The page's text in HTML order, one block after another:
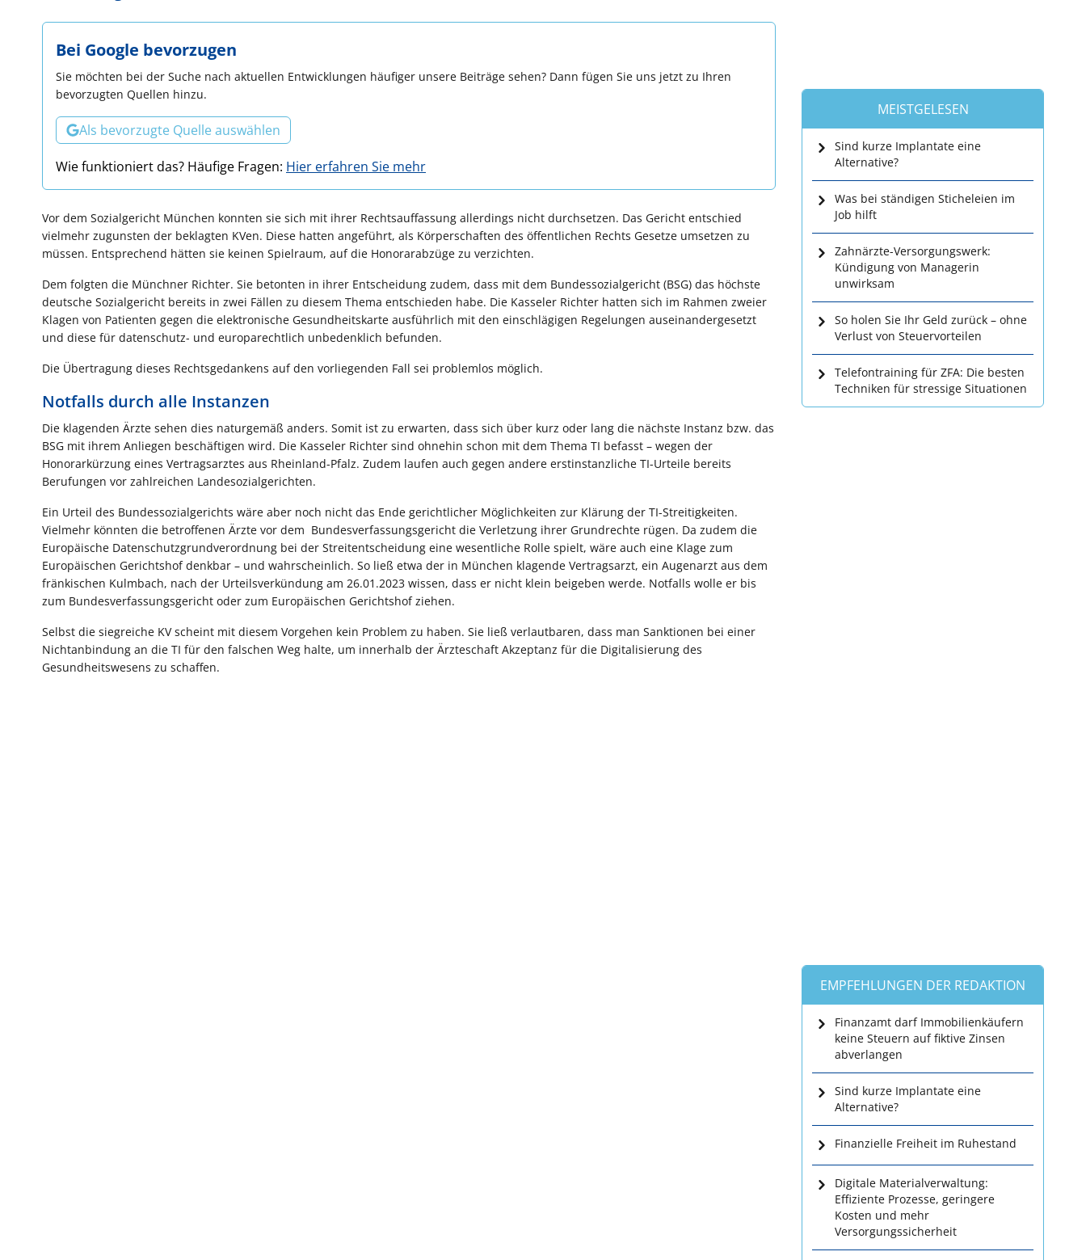
Bei Google bevorzugen
Sie möchten bei der Suche nach aktuellen Entwicklungen häufiger unsere Beiträge sehen? Dann fügen Sie uns jetzt zu Ihren
bevorzugten Quellen hinzu.
Als bevorzugte Quelle auswählen
Wie funktioniert das? Häufige Fragen: Hier erfahren Sie mehr
Vor dem Sozialgericht München konnten sie sich mit ihrer Rechtsauffassung allerdings nicht durchsetzen. Das Gericht entschied
vielmehr zugunsten der beklagten KVen. Diese hatten angeführt, als Körperschaften des öffentlichen Rechts Gesetze umsetzen zu
müssen. Entsprechend hätten sie keinen Spielraum, auf die Honorarabzüge zu verzichten.
Dem folgten die Münchner Richter. Sie betonten in ihrer Entscheidung zudem, dass mit dem Bundessozialgericht (BSG) das höchste
deutsche Sozialgericht bereits in zwei Fällen zu diesem Thema entschieden habe. Die Kasseler Richter hatten sich im Rahmen zweier
Klagen von Patienten gegen die elektronische Gesundheitskarte ausführlich mit den einschlägigen Regelungen auseinandergesetzt
und diese für datenschutz- und europarechtlich unbedenklich befunden.
Die Übertragung dieses Rechtsgedankens auf den vorliegenden Fall sei problemlos möglich.
Notfalls durch alle Instanzen
Die klagenden Ärzte sehen dies naturgemäß anders. Somit ist zu erwarten, dass sich über kurz oder lang die nächste Instanz bzw. das
BSG mit ihrem Anliegen beschäftigen wird. Die Kasseler Richter sind ohnehin schon mit dem Thema TI befasst – wegen der
Honorarkürzung eines Vertragsarztes aus Rheinland-Pfalz. Zudem laufen auch gegen andere erstinstanzliche TI-Urteile bereits
Berufungen vor zahlreichen Landesozialgerichten.
Ein Urteil des Bundessozialgerichts wäre aber noch nicht das Ende gerichtlicher Möglichkeiten zur Klärung der TI-Streitigkeiten.
Vielmehr könnten die betroffenen Ärzte vor dem Bundesverfassungsgericht die Verletzung ihrer Grundrechte rügen. Da zudem die
Europäische Datenschutzgrundverordnung bei der Streitentscheidung eine wesentliche Rolle spielt, wäre auch eine Klage zum
Europäischen Gerichtshof denkbar – und wahrscheinlich. So ließ etwa der in München klagende Vertragsarzt, ein Augenarzt aus dem
fränkischen Kulmbach, nach der Urteilsverkündung am 26.01.2023 wissen, dass er nicht klein beigeben werde. Notfalls wolle er bis
zum Bundesverfassungsgericht oder zum Europäischen Gerichtshof ziehen.
Selbst die siegreiche KV scheint mit diesem Vorgehen kein Problem zu haben. Sie ließ verlautbaren, dass man Sanktionen bei einer
Nichtanbindung an die TI für den falschen Weg halte, um innerhalb der Ärzteschaft Akzeptanz für die Digitalisierung des
Gesundheitswesens zu schaffen.
MEISTGELESEN
Sind kurze Implantate eine
Alternative?
Was bei ständigen Sticheleien im
Job hilft
Zahnärzte-Versorgungswerk:
Kündigung von Managerin
unwirksam
So holen Sie Ihr Geld zurück – ohne
Verlust von Steuervorteilen
Telefontraining für ZFA: Die besten
Techniken für stressige Situationen
EMPFEHLUNGEN DER REDAKTION
Finanzamt darf Immobilienkäufern
keine Steuern auf fiktive Zinsen
abverlangen
Sind kurze Implantate eine
Alternative?
Finanzielle Freiheit im Ruhestand
Digitale Materialverwaltung:
Effiziente Prozesse, geringere
Kosten und mehr
Versorgungssicherheit